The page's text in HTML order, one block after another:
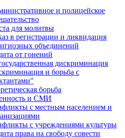
и полицейское
для молитвы
в регистрации и ликвидация
объединений
от гонений
дискриминация
и борьба с
борьба
и СМИ
с местным населением и
с учреждениями культуры
права на свободу совести